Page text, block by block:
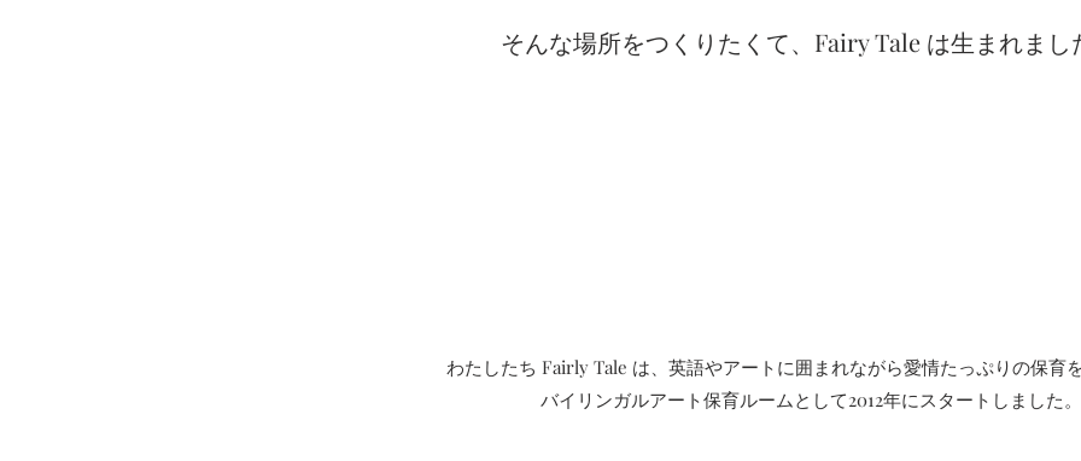
そんな場所をつくりたくて、Fairy Tale は生まれまし
わたしたち Fairly Tale は、英語やアートに囲まれながら愛情たっぷりの保育
バイリンガルアート保育ルームとして2012年にスタートしました。